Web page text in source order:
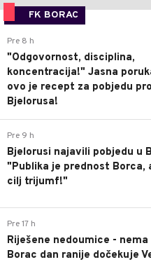
FK BORAC
Pre 8 h
"Odgovornost, disciplina,
koncentracija!" Jasna
ovo je recept za pobjedu
Bjelorusa!
Pre 9 h
Bjelorusi najavili pobjedu u
"Publika je prednost Borca,
cilj trijumf!"
Pre 17 h
Riješene nedoumice -
Borac dan ranije dočekuje